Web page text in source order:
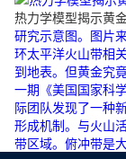
热力学模型揭示黄
研究示意图。图片
环太平洋火山带相
到地表。但黄金究
一期《美国国家科
际团队发现了一种
形成机制。与火山
带区域。俯冲带是